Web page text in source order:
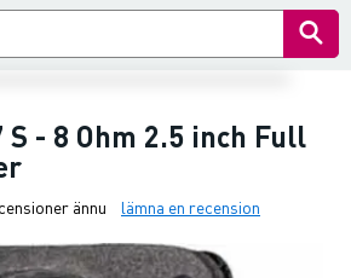
S - 8 Ohm 2.5 inch Full
ännu lämna en recension